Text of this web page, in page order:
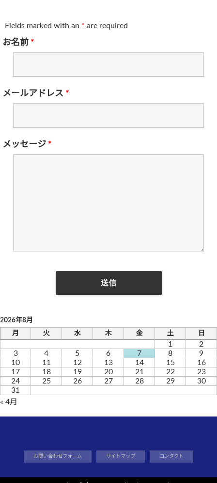
Fields marked with an * are required
お名前 *
メールアドレス *
メッセージ *
2026年8月
月
火 水 木 金 土 日
1
2
3
4 5 6 7 8
9
10
11 12 13 14 15
16
17
18 19 20 21 22
23
24
25 26 27 28 29
30
31
« 4月
お問い合わせフォーム サイトマップ コンタクト